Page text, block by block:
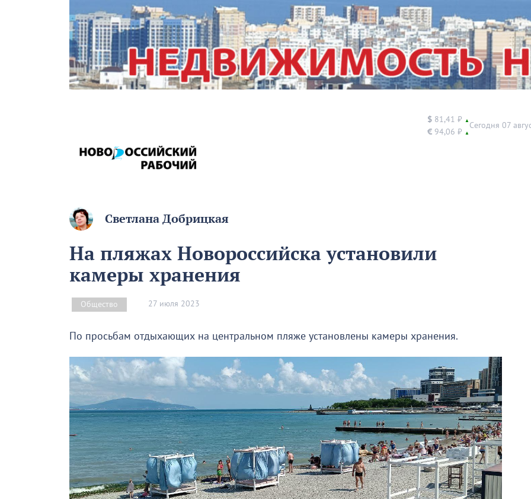
$ 81,41 ₽ ▲
€ 94,06 ₽ ▲
Сегодня 07
Светлана Добрицкая
На пляжах Новороссийска установили
камеры хранения
Общество 27 июля 2023
По просьбам отдыхающих на центральном пляже установлены камеры хранения.